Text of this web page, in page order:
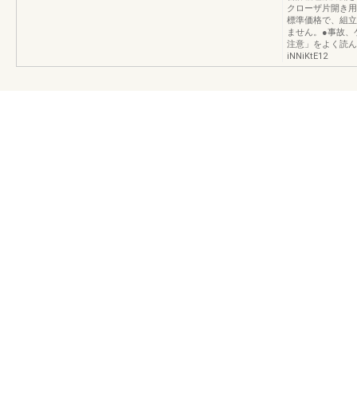
クローザ片開き
標準価格で、組
ません。●事故
注意」をよく読
iNNiKtE12